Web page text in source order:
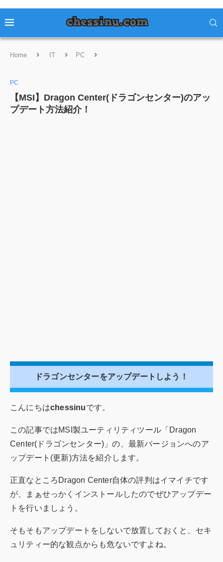
Home IT PC
PC
【MSI】Dragon Center(ドラゴンセンター)のアッ
プデート方法紹介！
ドラゴンセンターをアップデートしよう！
こんにちはchessinuです。
この記事ではMSI製ユーティリティツール「Dragon
Center(ドラゴンセンター)」の、最新バージョンへのア
ップデート(更新)方法を紹介します。
正直なところDragon Center自体の評判はイマイチです
が、まぁせっかくインストールしたのでぜひアップデー
トを行いましょう。
そもそもアップデートをしないで放置しておくと、セキ
ュリティー的な観点からも危ないですよね。